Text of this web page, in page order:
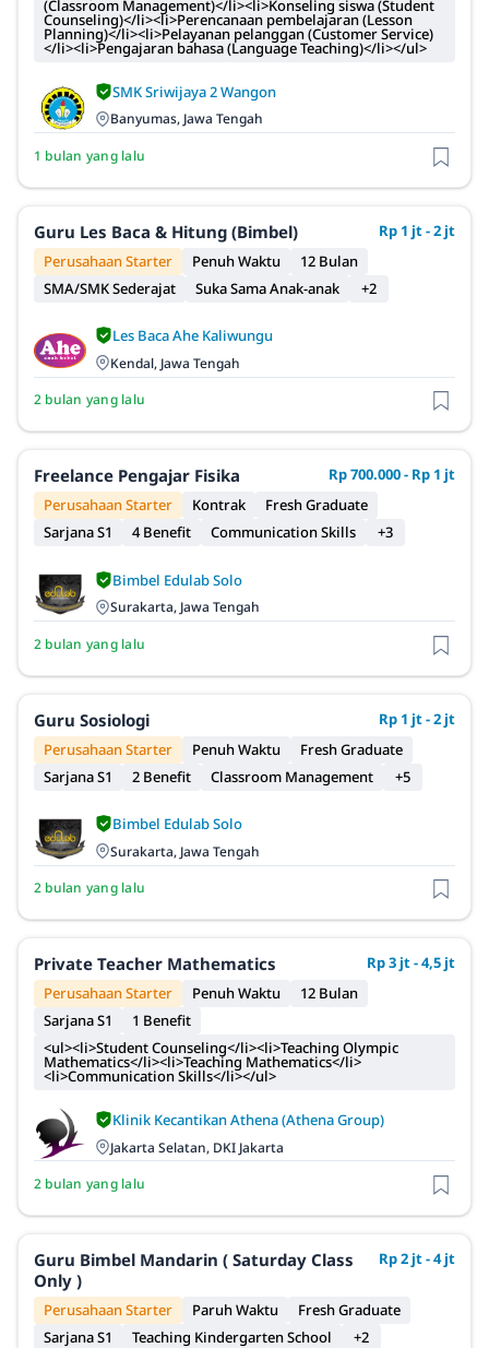
(Classroom Management)</li><li>Konseling siswa (Student
Counseling)</li><li>Perencanaan pembelajaran (Lesson
Planning)</li><li>Pelayanan pelanggan (Customer Service)
</li><li>Pengajaran bahasa (Language Teaching)</li></ul>
SMK Sriwijaya 2 Wangon
Banyumas, Jawa Tengah
1 bulan yang lalu
Guru Les Baca & Hitung (Bimbel)
Rp 1 jt - 2 jt
Perusahaan Starter
Penuh Waktu
12 Bulan
SMA/SMK Sederajat
Suka Sama Anak-anak +2
Les Baca Ahe Kaliwungu
Kendal, Jawa Tengah
2 bulan yang lalu
Freelance Pengajar Fisika
Rp 700.000 - Rp 1 jt
Perusahaan Starter
Kontrak
Fresh Graduate
Sarjana S1
4 Benefit Communication Skills +3
Bimbel Edulab Solo
Surakarta, Jawa Tengah
2 bulan yang lalu
Guru Sosiologi
Rp 1 jt - 2 jt
Perusahaan Starter
Penuh Waktu
Fresh Graduate
Sarjana S1
2 Benefit Classroom Management +5
Bimbel Edulab Solo
Surakarta, Jawa Tengah
2 bulan yang lalu
Private Teacher Mathematics
Rp 3 jt - 4,5 jt
Perusahaan Starter
Penuh Waktu
12 Bulan
Sarjana S1
1 Benefit
<ul><li>Student Counseling</li><li>Teaching Olympic
Mathematics</li><li>Teaching Mathematics</li>
<li>Communication Skills</li></ul>
Klinik Kecantikan Athena (Athena Group)
Jakarta Selatan, DKI Jakarta
2 bulan yang lalu
Guru Bimbel Mandarin ( Saturday Class
Only )
Rp 2 jt - 4 jt
Perusahaan Starter Paruh Waktu
Fresh Graduate
Sarjana S1
Teaching Kindergarten School +2